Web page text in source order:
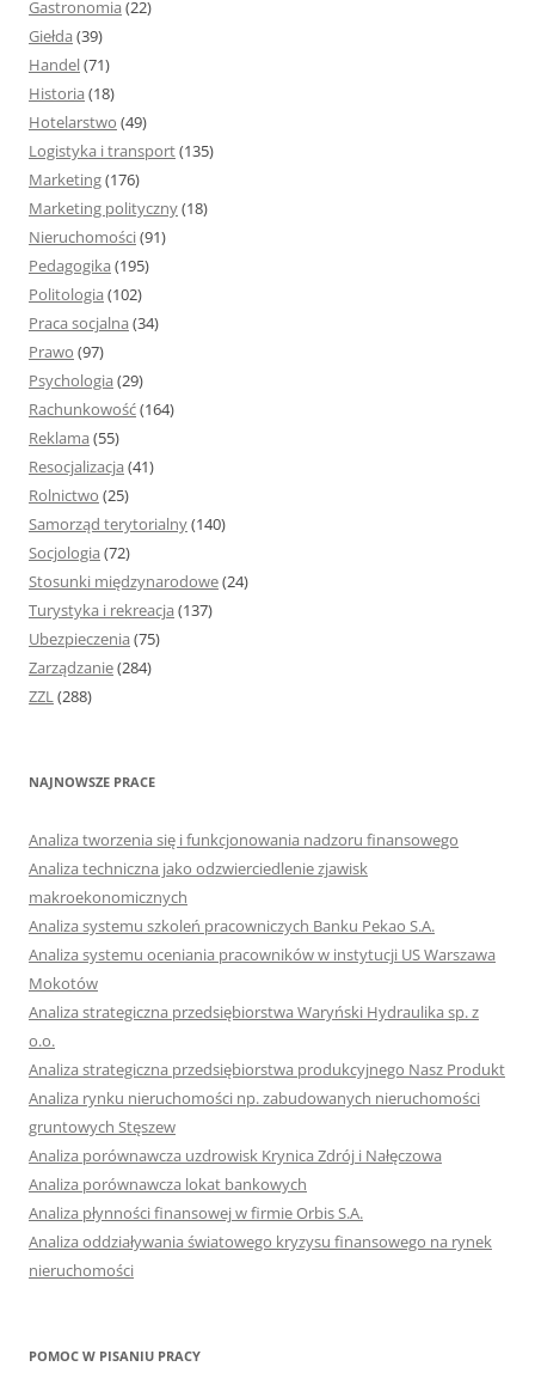
Gastronomia (22)
Giełda (39)
Handel(71)
Historia (18)
Hotelarstwo (49)
Logistyka i transport(135)
Marketing(176)
Marketing polityczny(18)
Nieruchomości(91)
Pedagogika (195)
Politologia (102)
Praca socjalna (34)
Prawo (97)
Psychologia (29)
Rachunkowość(164)
Reklama (55)
Resocjalizacja (41)
Rolnictwo (25)
Samorząd terytorialny(140)
Socjologia (72)
Stosunki międzynarodowe(24)
Turystyka i rekreacja (137)
Ubezpieczenia (75)
Zarządzanie(284)
ZZL(288)
NAJNOWSZE PRACE
Analiza tworzenia się i funkcjonowania nadzoru finansowego
Analiza techniczna jako odzwierciedlenie zjawisk
makroekonomicznych
Analiza systemu szkoleń pracowniczych Banku Pekao S.A.
Analiza systemu oceniania pracowników w instytucji US Warszawa
Mokotów
Analiza strategiczna przedsiębiorstwa Waryński Hydraulika sp. z
o.o.
Analiza strategiczna przedsiębiorstwa produkcyjnego Nasz Produkt
Analiza rynku nieruchomości np. zabudowanych nieruchomości
gruntowych Stęszew
Analiza porównawcza uzdrowisk Krynica Zdrój i Nałęczowa
Analiza porównawcza lokat bankowych
Analiza płynności finansowej w firmie Orbis S.A.
Analiza oddziaływania światowego kryzysu finansowego na rynek
nieruchomości
POMOC W PISANIU PRACY